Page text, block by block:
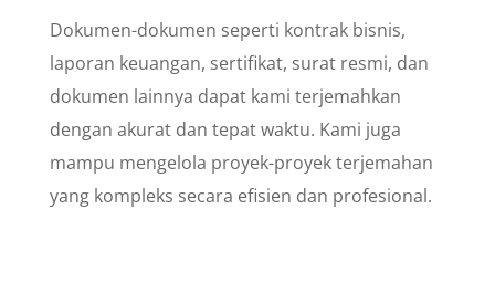
Dokumen-dokumen seperti kontrak bisnis,
laporan keuangan, sertifikat, surat resmi, dan
dokumen lainnya dapat kami terjemahkan
dengan akurat dan tepat waktu. Kami juga
mampu mengelola proyek-proyek terjemahan
yang kompleks secara efisien dan profesional.